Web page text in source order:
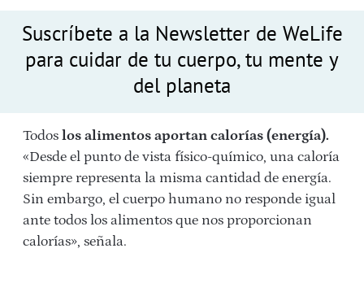
Suscríbete a la Newsletter de WeLife
para cuidar de tu cuerpo, tu mente y
del planeta
Todos los alimentos aportan calorías (energía).
«Desde el punto de vista físico-químico, una caloría
siempre representa la misma cantidad de energía.
Sin embargo, el cuerpo humano no responde igual
ante todos los alimentos que nos proporcionan
calorías», señala.